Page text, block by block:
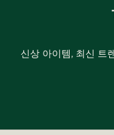
신상 아이템, 최신 트